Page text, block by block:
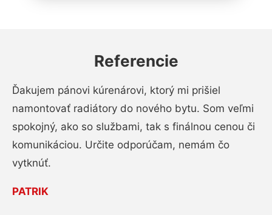
Referencie
Ďakujem pánovi kúrenárovi, ktorý mi prišiel
namontovať radiátory do nového bytu. Som veľmi
spokojný, ako so službami, tak s finálnou cenou či
komunikáciou. Určite odporúčam, nemám čo
vytknúť.
PATRIK